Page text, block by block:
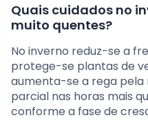
Quais cuidados no
muito quentes?
No inverno reduz-se a
protege-se plantas de
aumenta-se a rega
parcial nas horas mais
conforme a fase de